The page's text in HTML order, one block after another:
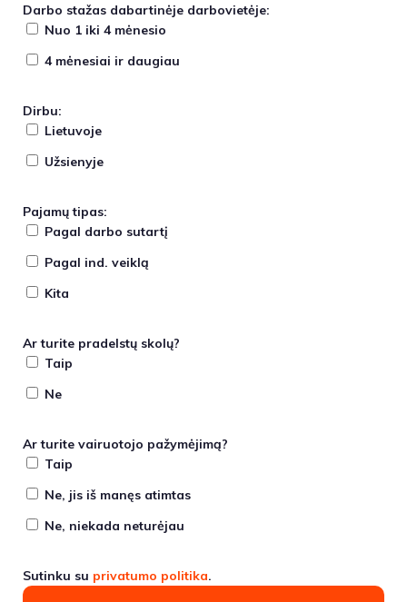
Darbo stažas dabartinėje darbovietėje:
Nuo 1 iki 4 mėnesio
4 mėnesiai ir daugiau
Dirbu:
Lietuvoje
Užsienyje
Pajamų tipas:
Pagal darbo sutartį
Pagal ind. veiklą
Kita
Ar turite pradelstų skolų?
Taip
Ne
Ar turite vairuotojo pažymėjimą?
Taip
Ne, jis iš manęs atimtas
Ne, niekada neturėjau
Sutinku su privatumo politika.